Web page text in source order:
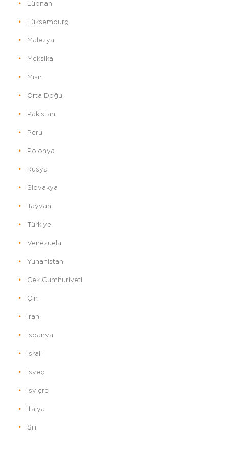
Lübnan
Lüksemburg
Malezya
Meksika
Mısır
Orta Doğu
Pakistan
Peru
Polonya
Rusya
Slovakya
Tayvan
Türkiye
Venezuela
Yunanistan
Çek Cumhuriyeti
Çin
İran
İspanya
İsrail
İsveç
İsviçre
İtalya
Şili